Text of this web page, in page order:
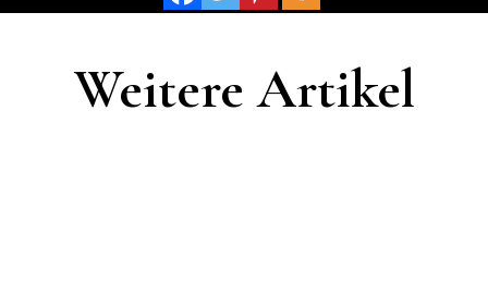
Weitere Artikel